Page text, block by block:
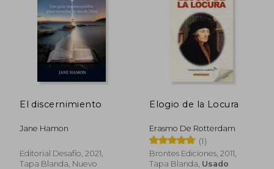
45%
dcto. $ 24.90
45%
dcto.
El discernimiento
Jane Hamon
Editorial Desafío, 2021,
Tapa Blanda, Nuevo
Elogio de la Locura
Erasmo De Rotterdam
(1)
Brontes Ediciones, 2011,
Tapa Blanda, Usado